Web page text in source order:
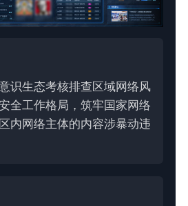
识生态考核排查区域网络风
全工作格局，筑牢国家网络
内网络主体的内容涉暴动违